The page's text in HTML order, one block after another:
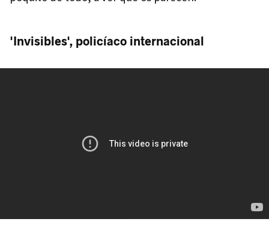
'Invisibles', policíaco internacional